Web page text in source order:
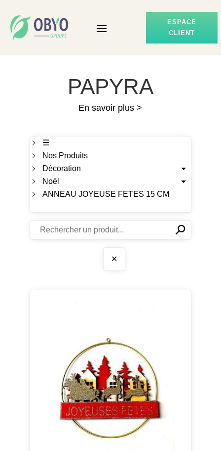
ESPACE
CLIENT
PAPYRA
En savoir plus >
☰
Nos Produits
Décoration
Noël
ANNEAU JOYEUSE FETES 15 CM
✕⚲
✕